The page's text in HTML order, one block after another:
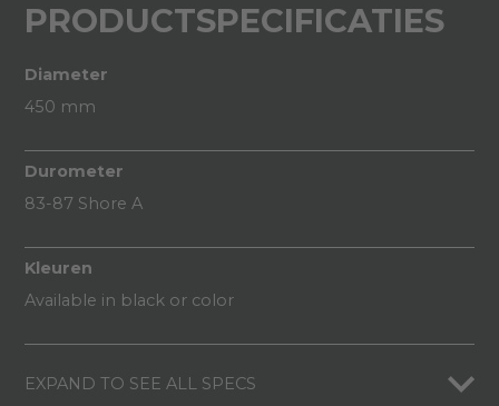
PRODUCTSPECIFICATIES
Diameter
450 mm
Durometer
83-87 Shore A
Kleuren
Available in black or color
EXPAND TO SEE ALL SPECS